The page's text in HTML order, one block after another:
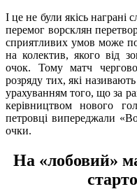
І це не були якісь награні
перемог ворсклян
сприятливих умов може
на колектив, якого від
очок. Тому матч
розряду тих, які
урахуванням того, що за
керівництвом нового
петровці випереджали
очки.
На «лобовий»